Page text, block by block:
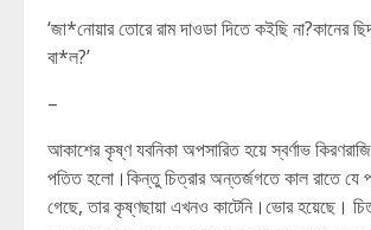
‘জা*নোয়ার তোরে রাম দাওডা দিতে কইছি না?কানের
বা*ল?’
–
আকাশের কৃষ্ণ যবনিকা অপসারিত হয়ে স্বর্ণাভ
পতিত হলো।কিন্তু চিত্রার অন্তর্জগতে কাল রাতে যে
গেছে, তার কৃষ্ণছায়া এখনও কাটেনি।ভোর হয়েছে।